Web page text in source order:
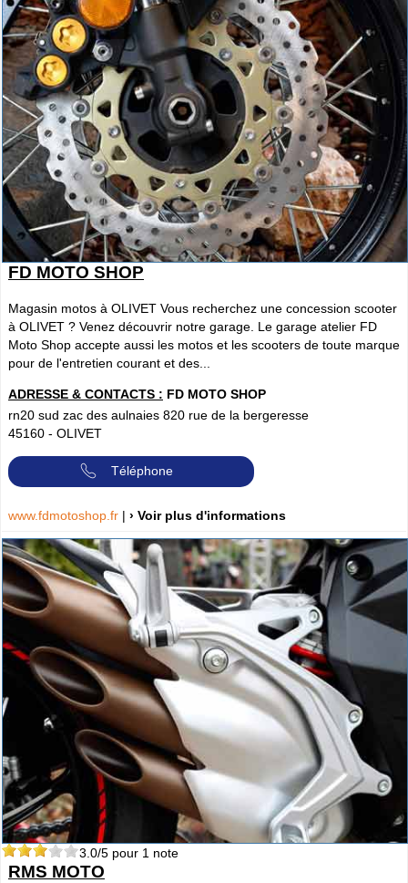
FD MOTO SHOP
Magasin motos à OLIVET Vous recherchez une concession scooter
à OLIVET ? Venez découvrir notre garage. Le garage atelier FD
Moto Shop accepte aussi les motos et les scooters de toute marque
pour de l'entretien courant et des...
ADRESSE & CONTACTS : FD MOTO SHOP
rn20 sud zac des aulnaies 820 rue de la bergeresse
45160 - OLIVET
Téléphone
www.fdmotoshop.fr | › Voir plus d'informations
3.0/5 pour 1 note
RMS MOTO